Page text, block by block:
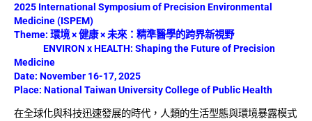
2025 International Symposium of Precision Environmental
Medicine (ISPEM)
Theme: 環境 × 健康 × 未來：精準醫學的跨界新視野
ENVIRON x HEALTH: Shaping the Future of Precision
Medicine
Date: November 16-17, 2025
Place: National Taiwan University College of Public Health
在全球化與科技迅速發展的時代，人類的生活型態與環境暴露模式